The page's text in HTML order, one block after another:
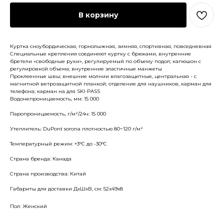
В корзину
Куртка сноубордическая, горнолыжная, зимняя, спортивная, повседневная
Специальные крепления соединяют куртку с брюками, внутренние
бретели «свободные руки», регулируемый по объему подол; капюшон с
регулировкой объема; внутренние эластичные манжеты
Проклеенные швы; внешние молнии влагозащитные, центральная - с
магнитной ветрозащитной планкой; отделение для наушников, карман для
телефона; карман на для SKI-PASS
Водонепроницаемость, мм: 15 000
Паропроницаемость, г/м²/24ч: 15 000
Утеплитель: DuPont sorona плотностью 80−120 г/м²
Температурный режим: +3°С до -30°С
Страна бренда: Канада
Страна производства: Китай
Габариты для доставки ДхШхВ, см: 52x49x8
Пол: Женский